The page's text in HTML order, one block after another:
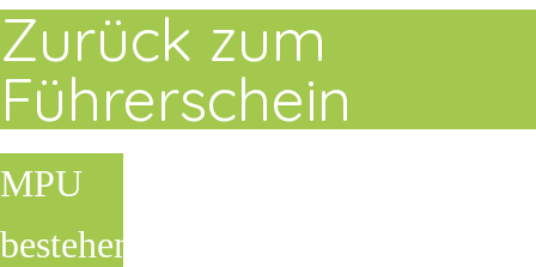
Zurück zum
Führerschein
MPU
bestehen